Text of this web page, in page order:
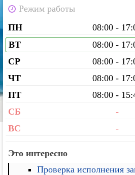
Режим работы
ПН
08:00 -
ВТ 08:00 -
СР 08:00 -
ЧТ 08:00 -
ПТ 08:00 -
СБ -
ВС -
Это интересно
Проверка исполнения